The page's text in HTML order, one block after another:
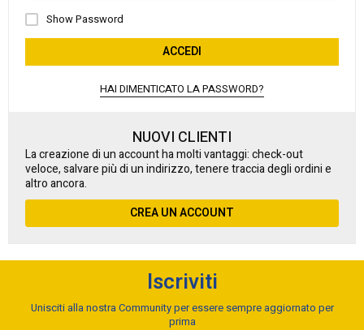
Show Password
ACCEDI
HAI DIMENTICATO LA PASSWORD?
NUOVI CLIENTI
La creazione di un account ha molti vantaggi: check-out
veloce, salvare più di un indirizzo, tenere traccia degli ordini e
altro ancora.
CREA UN ACCOUNT
Iscriviti
Unisciti alla nostra Community per essere sempre aggiornato per
prima